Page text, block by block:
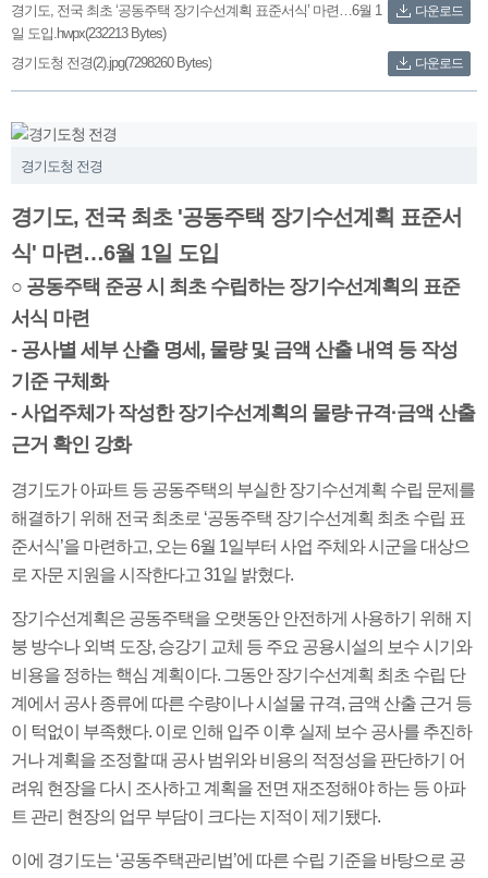
경기도, 전국 최초 ‘공동주택 장기수선계획 표준서식’ 마련…6월 1
일 도입.hwpx(232213 Bytes)
다운로드
경기도청 전경(2).jpg(7298260 Bytes) 다운로드
경기도청 전경
‹
경기도, 전국 최초 '공동주택 장기수선계획 표준서
식' 마련…6월 1일 도입
○ 공동주택 준공 시 최초 수립하는 장기수선계획의 표준
서식 마련
- 공사별 세부 산출 명세, 물량 및 금액 산출 내역 등 작성
기준 구체화
- 사업주체가 작성한 장기수선계획의 물량·규격·금액 산출
근거 확인 강화
경기도가 아파트 등 공동주택의 부실한 장기수선계획 수립 문제를
해결하기 위해 전국 최초로 ‘공동주택 장기수선계획 최초 수립 표
준서식’을 마련하고, 오는 6월 1일부터 사업 주체와 시군을 대상으
로 자문 지원을 시작한다고 31일 밝혔다.
장기수선계획은 공동주택을 오랫동안 안전하게 사용하기 위해 지
붕 방수나 외벽 도장, 승강기 교체 등 주요 공용시설의 보수 시기와
비용을 정하는 핵심 계획이다. 그동안 장기수선계획 최초 수립 단
계에서 공사 종류에 따른 수량이나 시설물 규격, 금액 산출 근거 등
이 턱없이 부족했다. 이로 인해 입주 이후 실제 보수 공사를 추진하
거나 계획을 조정할 때 공사 범위와 비용의 적정성을 판단하기 어
려워 현장을 다시 조사하고 계획을 전면 재조정해야 하는 등 아파
트 관리 현장의 업무 부담이 크다는 지적이 제기됐다.
이에 경기도는 ‘공동주택관리법’에 따른 수립 기준을 바탕으로 공